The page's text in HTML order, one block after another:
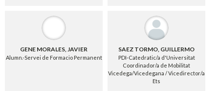
GENE MORALES, JAVIER
Alumn.-Servei de Formacio Permanent
SAEZ TORMO, GUILLERMO
PDI-Catedratic/a d'Universitat
Coordinador/a de Mobilitat
Vicedega/Vicedegana / Vicedirector/a
Ets